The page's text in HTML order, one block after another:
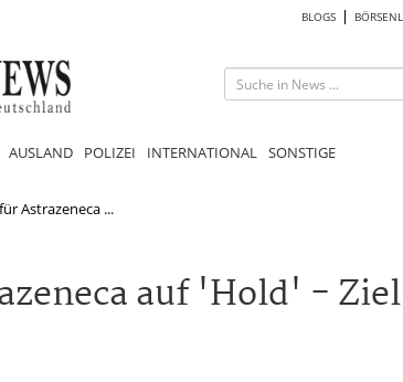
BLOGS
AUSLAND POLIZEI INTERNATIONAL SONSTIGE
Astrazeneca ...
auf 'Hold' -